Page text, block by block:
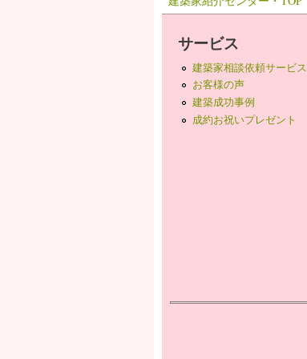
サービス
建築家相談依頼サービス
お客様の声
建築成功事例
成約お祝いプレゼント